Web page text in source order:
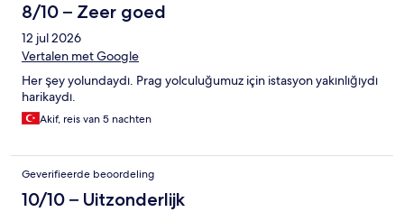
8/10 – Zeer goed
12 jul 2026
Vertalen met Google
Her şey yolundaydı. Prag yolculuğumuz için istasyon yakınlığıydı
harikaydı.
Akif, reis van 5 nachten
Geverifieerde beoordeling
10/10 – Uitzonderlijk